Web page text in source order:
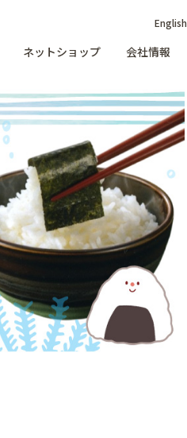
English
ネットショップ 会社情報